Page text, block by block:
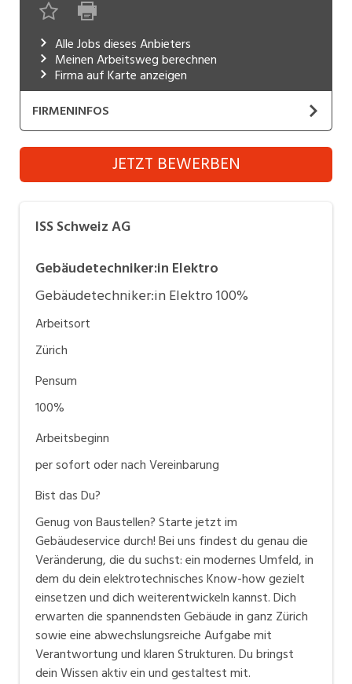
Führungsposition
Management / Kader
Gartenbau, Landwirtschaft, Forstwirtschaft
Gastronomie, Hotellerie, Tourismus,
Lebensmittel
Immobilien, Facility Management, Reinigung
Industrie, Maschinenbau, Anlagenbau,
Produktion
Informatik, Telekommunikation
Körperpflege, Wellness
Marketing, Kommunikation, Medien, Druck
Mechanik, Elektronik, Optik (Fertigung)
Medizin, Gesundheitswesen, Pflege
Aussendienst
Alle Jobs dieses Anbieters
Meinen Arbeitsweg berechnen
Firma auf Karte anzeigen
FIRMENINFOS
ISS Schweiz AG
JETZT BEWERBEN
ISS Schweiz AG
Gebäudetechniker:in Elektro
Gebäudetechniker:in Elektro 100%
Arbeitsort
Zürich
Pensum
100%
Arbeitsbeginn
per sofort oder nach Vereinbarung
Bist das Du?
Genug von Baustellen? Starte jetzt im
Gebäudeservice durch! Bei uns findest du genau die
Veränderung, die du suchst: ein modernes Umfeld, in
dem du dein elektrotechnisches Know-how gezielt
einsetzen und dich weiterentwickeln kannst. Dich
erwarten die spannendsten Gebäude in ganz Zürich
sowie eine abwechslungsreiche Aufgabe mit
Verantwortung und klaren Strukturen. Du bringst
dein Wissen aktiv ein und gestaltest mit.